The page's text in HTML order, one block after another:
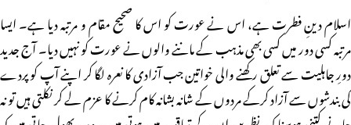
اسلام دینِ فطرت ہے، اس نے عورت کو اس کا صحیح مقام و مرتبہ دیا ہے۔ ایسا
مرتبہ کسی دور میں کسی بھی مذہب کے ماننے والوں نے عورت کو نہیں دیا۔ آج جدید
دورِ جاہلیت سے تعلق رکھنے والی خواتین جب آزادی کا نعرہ لگا کر اپنے آپ کو پردے
کی بندشوں سے آزاد کرکے مردوں کے شانہ بشانہ کام کرنے کا عزم لے کر نکلتی ہیں تو نہ